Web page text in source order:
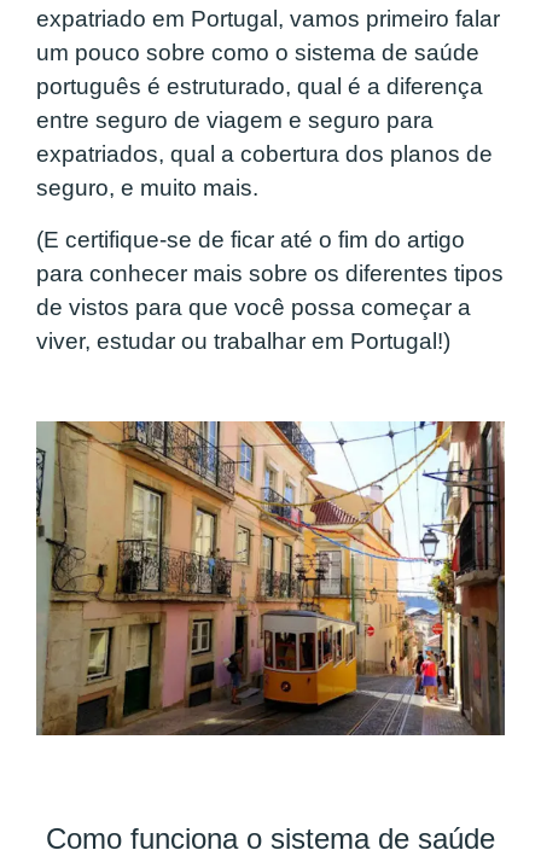
expatriado em Portugal, vamos primeiro falar
um pouco sobre como o sistema de saúde
português é estruturado, qual é a diferença
entre seguro de viagem e seguro para
expatriados, qual a cobertura dos planos de
seguro, e muito mais.
(E certifique-se de ficar até o fim do artigo
para conhecer mais sobre os diferentes tipos
de vistos para que você possa começar a
viver, estudar ou trabalhar em Portugal!)
Como funciona o sistema de saúde